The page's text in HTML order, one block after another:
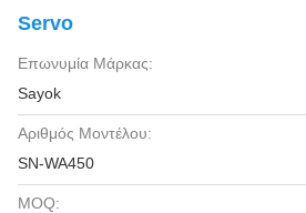
Servo
Επωνυμία Μάρκας:
Sayok
Αριθμός Μοντέλου:
SN-WA450
MOQ: